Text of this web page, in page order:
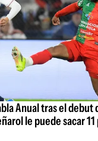
Anual tras el debut
le puede sacar